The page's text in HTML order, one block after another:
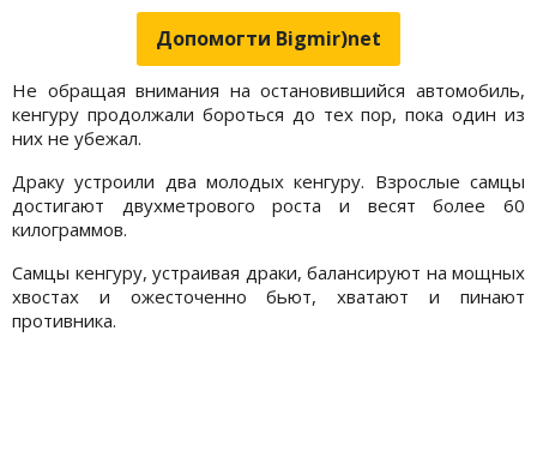
Допомогти Bigmir)net
Не обращая внимания на остановившийся автомобиль,
кенгуру продолжали бороться до тех пор, пока один из
них не убежал.
Драку устроили два молодых кенгуру. Взрослые самцы
достигают двухметрового роста и весят более 60
килограммов.
Самцы кенгуру, устраивая драки, балансируют на мощных
хвостах и ожесточенно бьют, хватают и пинают
противника.